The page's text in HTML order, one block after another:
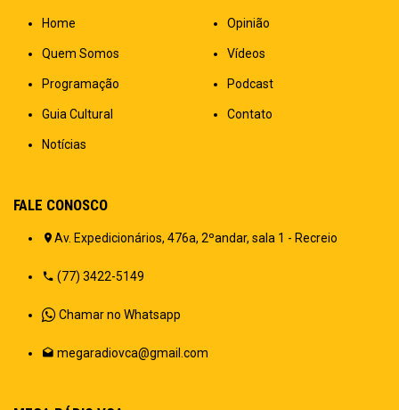
Home
Quem Somos
Programação
Guia Cultural
Notícias
Opinião
Vídeos
Podcast
Contato
FALE CONOSCO
Av. Expedicionários, 476a, 2ºandar, sala 1 - Recreio
(77) 3422-5149
Chamar no Whatsapp
megaradiovca@gmail.com